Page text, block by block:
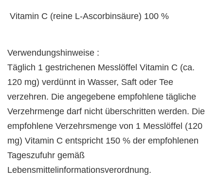
Vitamin C (reine L-Ascorbinsäure) 100 %
Verwendungshinweise :
Täglich 1 gestrichenen Messlöffel Vitamin C (ca.
120 mg) verdünnt in Wasser, Saft oder Tee
verzehren. Die angegebene empfohlene tägliche
Verzehrmenge darf nicht überschritten werden. Die
empfohlene Verzehrsmenge von 1 Messlöffel (120
mg) Vitamin C entspricht 150 % der empfohlenen
Tageszufuhr gemäß
Lebensmittelinformationsverordnung.